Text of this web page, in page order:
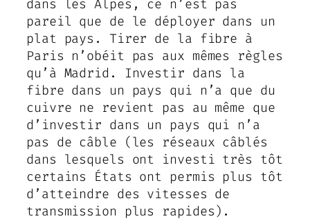
dans les Alpes, ce n’est pas
pareil que de le déployer dans un
plat pays. Tirer de la fibre à
Paris n’obéit pas aux mêmes règles
qu’à Madrid. Investir dans la
fibre dans un pays qui n’a que du
cuivre ne revient pas au même que
d’investir dans un pays qui n’a
pas de câble (les réseaux câblés
dans lesquels ont investi très tôt
certains États ont permis plus tôt
d’atteindre des vitesses de
transmission plus rapides).